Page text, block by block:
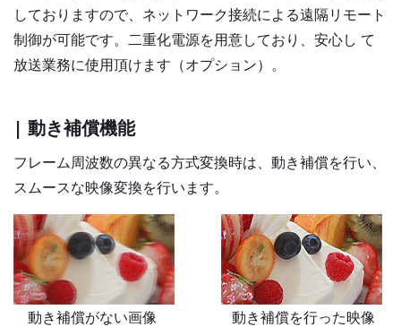
しておりますので、ネットワーク接続による遠隔リモート
制御が可能です。二重化電源を用意しており、安心し て
放送業務に使用頂けます（オプション）。
| 動き補償機能
フレーム周波数の異なる方式変換時は、動き補償を行い、
スムースな映像変換を行います。
動き補償がない画像 動き補償を行った映像